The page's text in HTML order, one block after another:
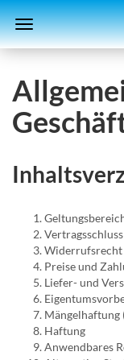
Vertragsschluss
Widerrufsrecht
Preise und
Liefer- und
Mängelhaftung
Haftung
Anwendbares